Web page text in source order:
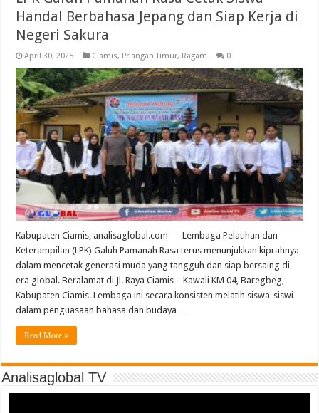
Handal Berbahasa Jepang dan Siap Kerja di
Negeri Sakura
April 30, 2025 Ciamis, Priangan Timur, Ragam 0
Kabupaten Ciamis, analisaglobal.com — Lembaga Pelatihan dan
Keterampilan (LPK) Galuh Pamanah Rasa terus menunjukkan kiprahnya
dalam mencetak generasi muda yang tangguh dan siap bersaing di
era global. Beralamat di Jl. Raya Ciamis – Kawali KM 04, Baregbeg,
Kabupaten Ciamis. Lembaga ini secara konsisten melatih siswa-siswi
dalam penguasaan bahasa dan budaya …
Read More »
Analisaglobal TV